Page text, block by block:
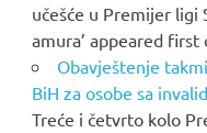
učešće u Premijer ligi
amura’ appeared
Obavještenje
BiH za osobe sa
Treće i četvrto kolo